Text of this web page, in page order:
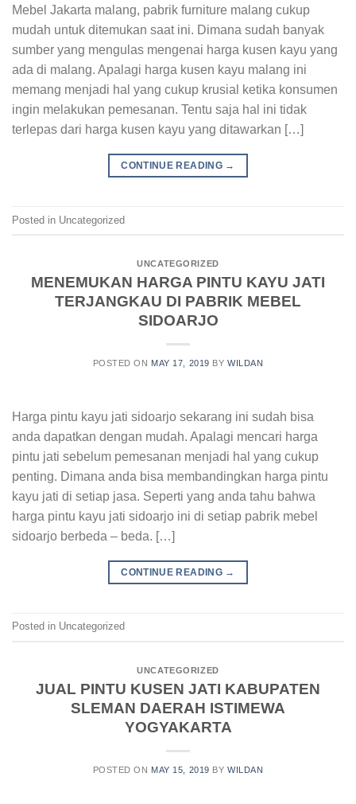
Mebel Jakarta malang, pabrik furniture malang cukup
mudah untuk ditemukan saat ini. Dimana sudah banyak
sumber yang mengulas mengenai harga kusen kayu yang
ada di malang. Apalagi harga kusen kayu malang ini
memang menjadi hal yang cukup krusial ketika konsumen
ingin melakukan pemesanan. Tentu saja hal ini tidak
terlepas dari harga kusen kayu yang ditawarkan […]
CONTINUE READING →
Posted in Uncategorized
UNCATEGORIZED
MENEMUKAN HARGA PINTU KAYU JATI
TERJANGKAU DI PABRIK MEBEL
SIDOARJO
POSTED ON MAY 17, 2019 BYWILDAN
Harga pintu kayu jati sidoarjo sekarang ini sudah bisa
anda dapatkan dengan mudah. Apalagi mencari harga
pintu jati sebelum pemesanan menjadi hal yang cukup
penting. Dimana anda bisa membandingkan harga pintu
kayu jati di setiap jasa. Seperti yang anda tahu bahwa
harga pintu kayu jati sidoarjo ini di setiap pabrik mebel
sidoarjo berbeda – beda. […]
CONTINUE READING →
Posted in Uncategorized
UNCATEGORIZED
JUAL PINTU KUSEN JATI KABUPATEN
SLEMAN DAERAH ISTIMEWA
YOGYAKARTA
POSTED ON MAY 15, 2019 BYWILDAN